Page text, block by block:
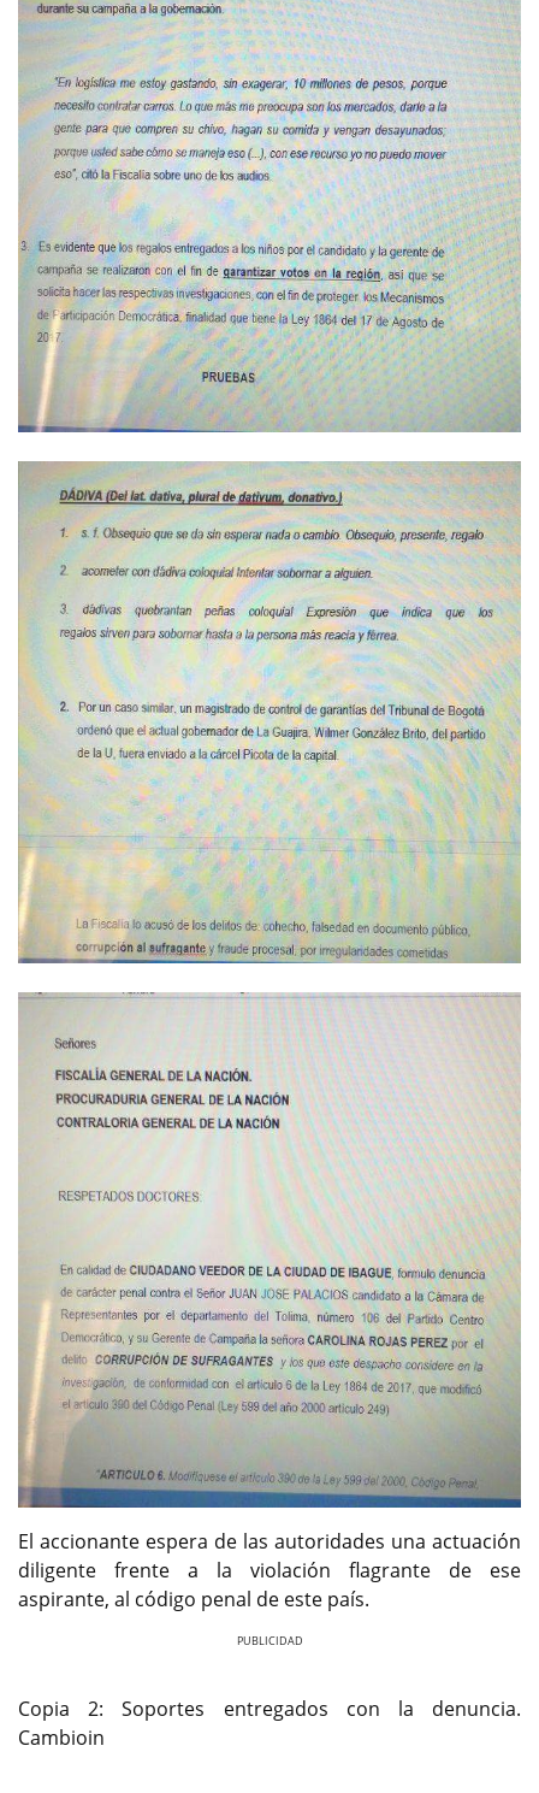
El accionante espera de las autoridades una actuación
diligente frente a la violación flagrante de ese
aspirante, al código penal de este país.
Copia 2: Soportes entregados con la denuncia.
Cambioin